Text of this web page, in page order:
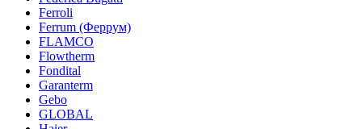
Ferroli
Ferrum (Феррум)
FLAMCO
Flowtherm
Fondital
Garanterm
Gebo
GLOBAL